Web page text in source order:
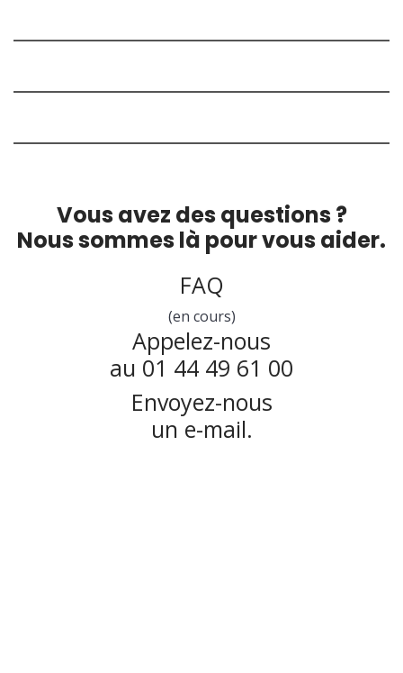
Vous avez des questions ?
Nous sommes là pour vous aider.
FAQ
(en cours)
Appelez-nous
au 01 44 49 61 00
Envoyez-nous
un e-mail.